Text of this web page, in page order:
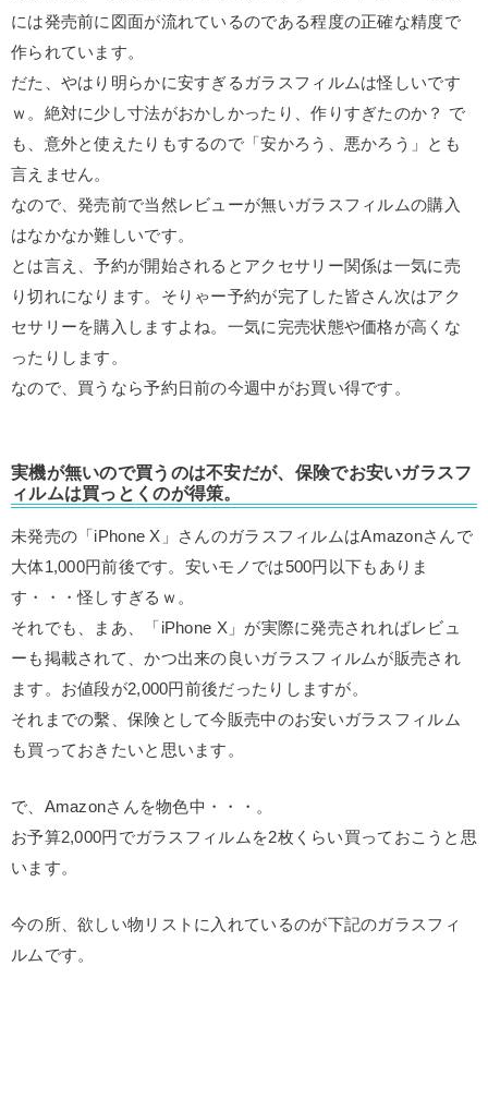
には発売前に図面が流れているのである程度の正確な精度で
作られています。
だた、やはり明らかに安すぎるガラスフィルムは怪しいです
ｗ。絶対に少し寸法がおかしかったり、作りすぎたのか？ で
も、意外と使えたりもするので「安かろう、悪かろう」とも
言えません。
なので、発売前で当然レビューが無いガラスフィルムの購入
はなかなか難しいです。
とは言え、予約が開始されるとアクセサリー関係は一気に売
り切れになります。そりゃー予約が完了した皆さん次はアク
セサリーを購入しますよね。一気に完売状態や価格が高くな
ったりします。
なので、買うなら予約日前の今週中がお買い得です。
実機が無いので買うのは不安だが、保険でお安いガラスフ
ィルムは買っとくのが得策。
未発売の「iPhone X」さんのガラスフィルムはAmazonさんで
大体1,000円前後です。安いモノでは500円以下もありま
す・・・怪しすぎるｗ。
それでも、まあ、「iPhone X」が実際に発売されればレビュ
ーも掲載されて、かつ出来の良いガラスフィルムが販売され
ます。お値段が2,000円前後だったりしますが。
それまでの繫、保険として今販売中のお安いガラスフィルム
も買っておきたいと思います。
で、Amazonさんを物色中・・・。
お予算2,000円でガラスフィルムを2枚くらい買っておこうと思
います。
今の所、欲しい物リストに入れているのが下記のガラスフィ
ルムです。